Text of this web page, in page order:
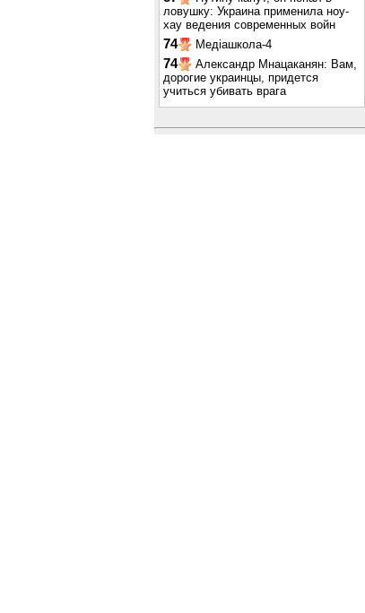
ловушку: Украина применила ноу-
хау ведения современных войн
74 Медіашкола-4
74
Александр Мнацаканян: Вам,
дорогие украинцы, придется
учиться убивать врага